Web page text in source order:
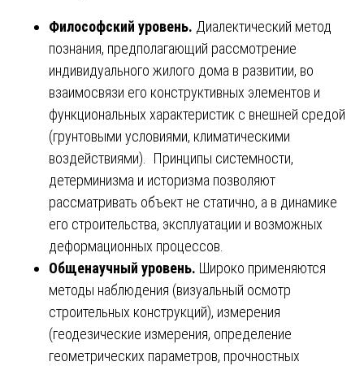
Философский уровень. Диалектический метод
познания, предполагающий рассмотрение
индивидуального жилого дома в развитии, во
взаимосвязи его конструктивных элементов и
функциональных характеристик с внешней средой
(грунтовыми условиями, климатическими
воздействиями). Принципы системности,
детерминизма и историзма позволяют
рассматривать объект не статично, а в динамике
его строительства, эксплуатации и возможных
деформационных процессов.
Общенаучный уровень. Широко применяются
методы наблюдения (визуальный осмотр
строительных конструкций), измерения
(геодезические измерения, определение
геометрических параметров, прочностных